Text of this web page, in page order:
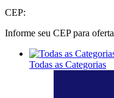
CEP:
Informe seu CEP para
Todas as Categorias